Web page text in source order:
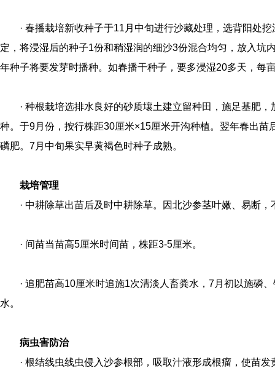
· 春播栽培新收种子于11月中旬进行沙藏处理，选背阳处
定，将浸湿后的种子1份和稍湿润的细沙3份混合均匀，放入坑
年种子将要发芽时播种。如春播干种子，要多浸湿20多天，每
· 种根栽培选排水良好的砂质壤土建立留种田，施足基肥
种。于9月份，按行株距30厘米×15厘米开沟种植。翌年春出苗
磷肥。7月中旬果实早黄褐色时种子成熟。
栽培管理
· 中耕除草出苗后及时中耕除草。因北沙参茎叶嫩、易断
· 间苗当苗高5厘米时间苗，株距3-5厘米。
· 追肥苗高10厘米时追施1次清淡人畜粪水，7月初以施磷
水。
病虫害防治
· 根结线虫线虫侵入沙参根部，吸取汁液形成根瘤，使苗